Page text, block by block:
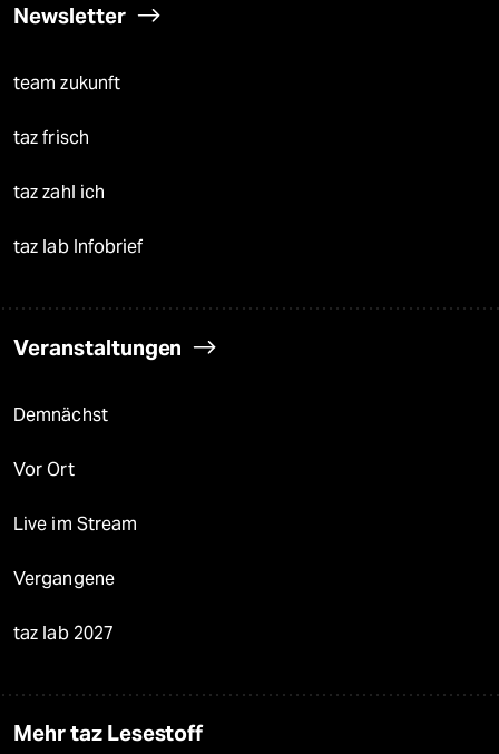
Newsletter
team zukunft
taz frisch
taz zahl ich
taz lab Infobrief
Veranstaltungen
Demnächst
Vor Ort
Live im Stream
Vergangene
taz lab 2027
Mehr taz Lesestoff